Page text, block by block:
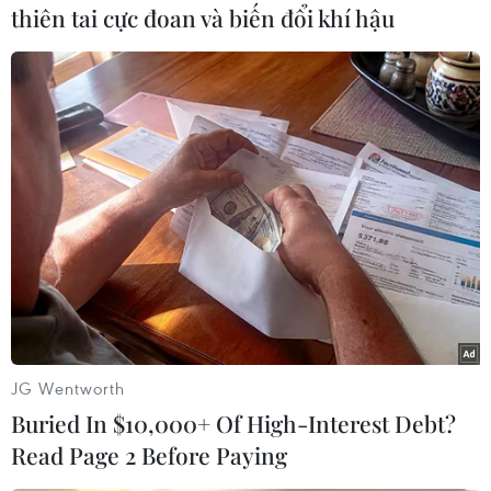
Bà Nguyễn Thị Thanh Lịch, Phó Chủ tịch Ủy ban
Nhân dân tỉnh, Phó Trưởng ban Chỉ đạo phòng,
chống dịch COVID-19 tỉnh Gia Lai cho biết trong
ngày 6/2, các đội truy vết của Ban Chỉ đạo sẽ tập
trung lực lượng, mở rộng lấy mẫu xét nghiệm
cho toàn bộ người dân tại hai vùng dịch là thị xã
Ayun Pa và huyện Ia Pa; thực hiện nghiêm Chỉ
thị số 04 của Ủy ban Nhân dân tỉnh Gia Lai,
khoanh vùng, dập dịch trong thời gian sớm
nhất./.
(TTXVN/Vietnam+)
thiên tai cực đoan và biến đổi khí hậu
JG Wentworth
Buried In $10,000+ Of High-Interest Debt?
Read Page 2 Before Paying